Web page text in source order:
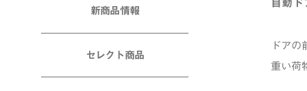
新商品情報
セレクト商品
自動ド
ドア
重い荷